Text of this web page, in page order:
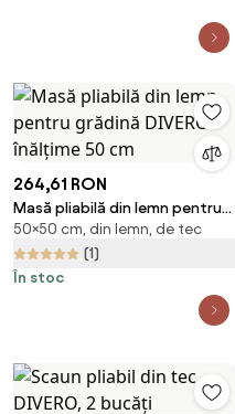
264,61 RON
Masă pliabilă din lemn pentru
grădină DIVERO înălțime 50 cm
50×50 cm, din lemn, de tec
(1)
În stoc